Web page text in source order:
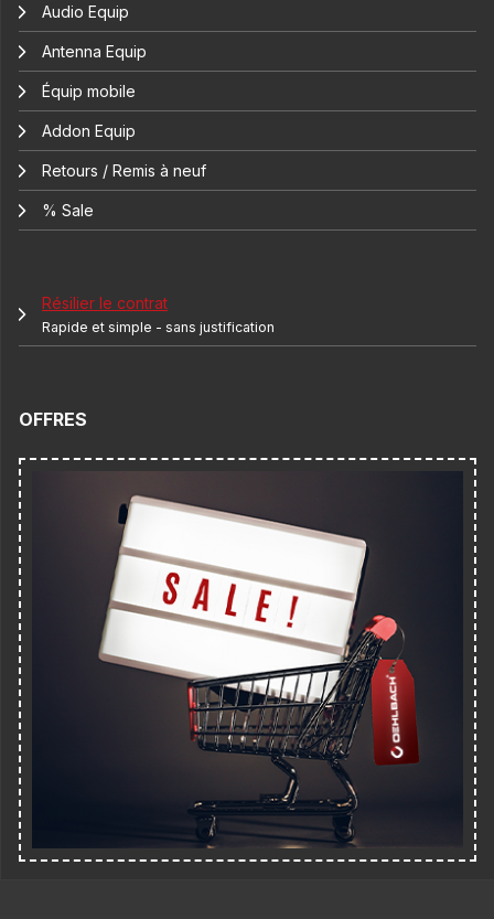
Audio Equip
Antenna Equip
Équip mobile
Addon Equip
Retours / Remis à neuf
% Sale
Résilier le contrat
Rapide et simple - sans justification
OFFRES